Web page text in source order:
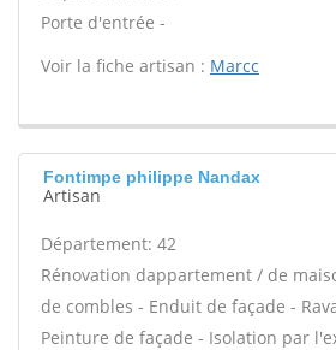
Porte d'entrée -
Voir la fiche artisan : Marcc
Fontimpe philippe Nandax
Artisan
Département: 42
Rénovation dappartement / de
de combles - Enduit de façade -
Peinture de façade - Isolation par